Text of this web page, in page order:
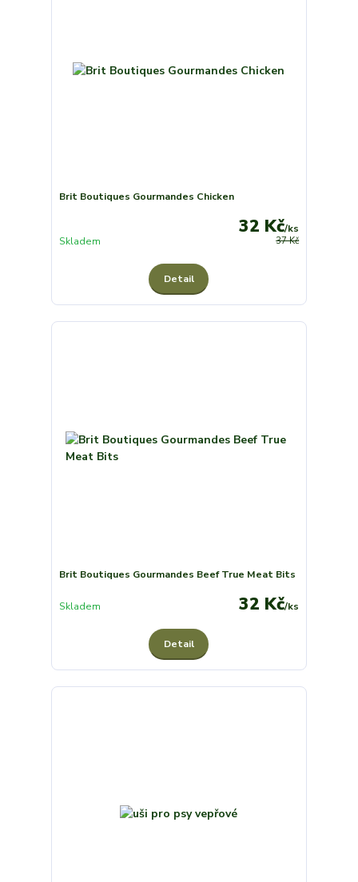
Brit Boutiques Gourmandes Chicken
37 Kč
32 Kč/ks
Skladem
Detail
Brit Boutiques Gourmandes Beef True Meat Bits
32 Kč/ks
Skladem
Detail